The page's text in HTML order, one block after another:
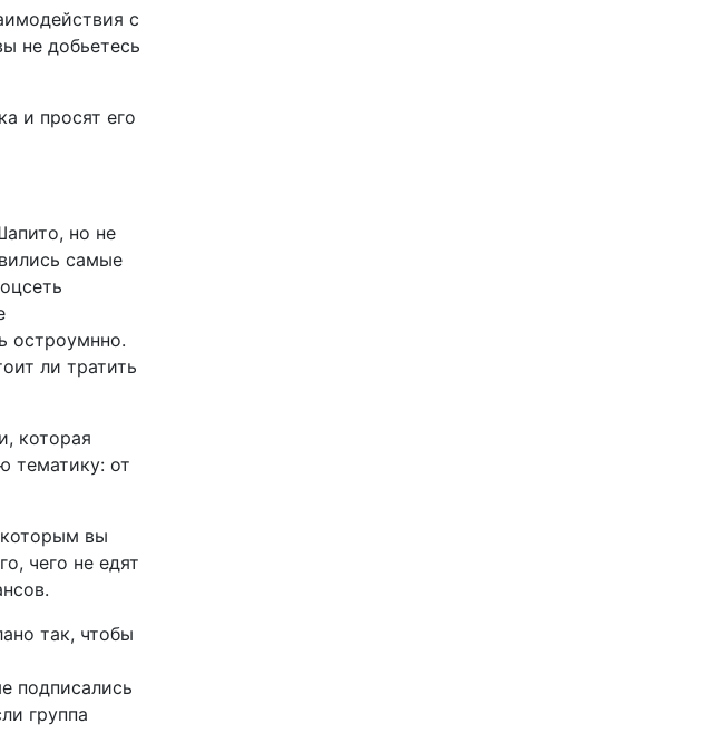
с
не добьетесь
и просят его
но не
самые
остроумнно.
ли тратить
которая
тематику: от
которым вы
чего не едят
так, чтобы
подписались
группа